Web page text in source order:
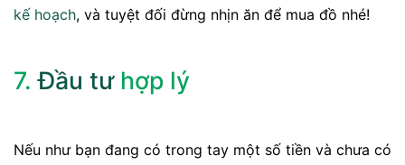
kế hoạch, và tuyệt đối đừng nhịn ăn để mua đồ nhé!
7.Đầu tưhợp lý
Nếu như bạn đang có trong tay một số tiền và chưa có